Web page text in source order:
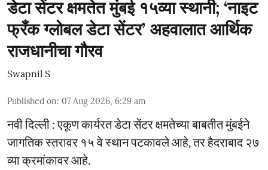
डेटा सेंटर क्षमतेत मुंबई १५व्या स्थानी; ‘नाइट
फ्रँक ग्लोबल डेटा सेंटर’ अहवालात आर्थिक
राजधानीचा गौरव
Swapnil S
Published on: 07 Aug 2026, 6:29 am
नवी दिल्ली : एकूण कार्यरत डेटा सेंटर क्षमतेच्या बाबतीत मुंबईने
जागतिक स्तरावर १५ वे स्थान पटकावले आहे, तर हैदराबाद २७
व्या क्रमांकावर आहे.